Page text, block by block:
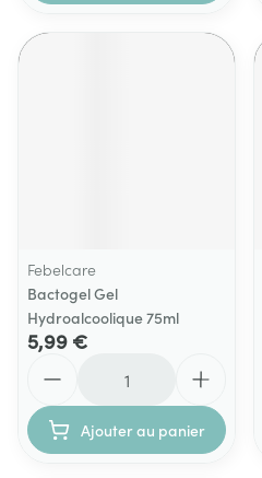
Febelcare
Bactogel Gel
Hydroalcoolique 75ml
5,99 €
Ajouter au panier